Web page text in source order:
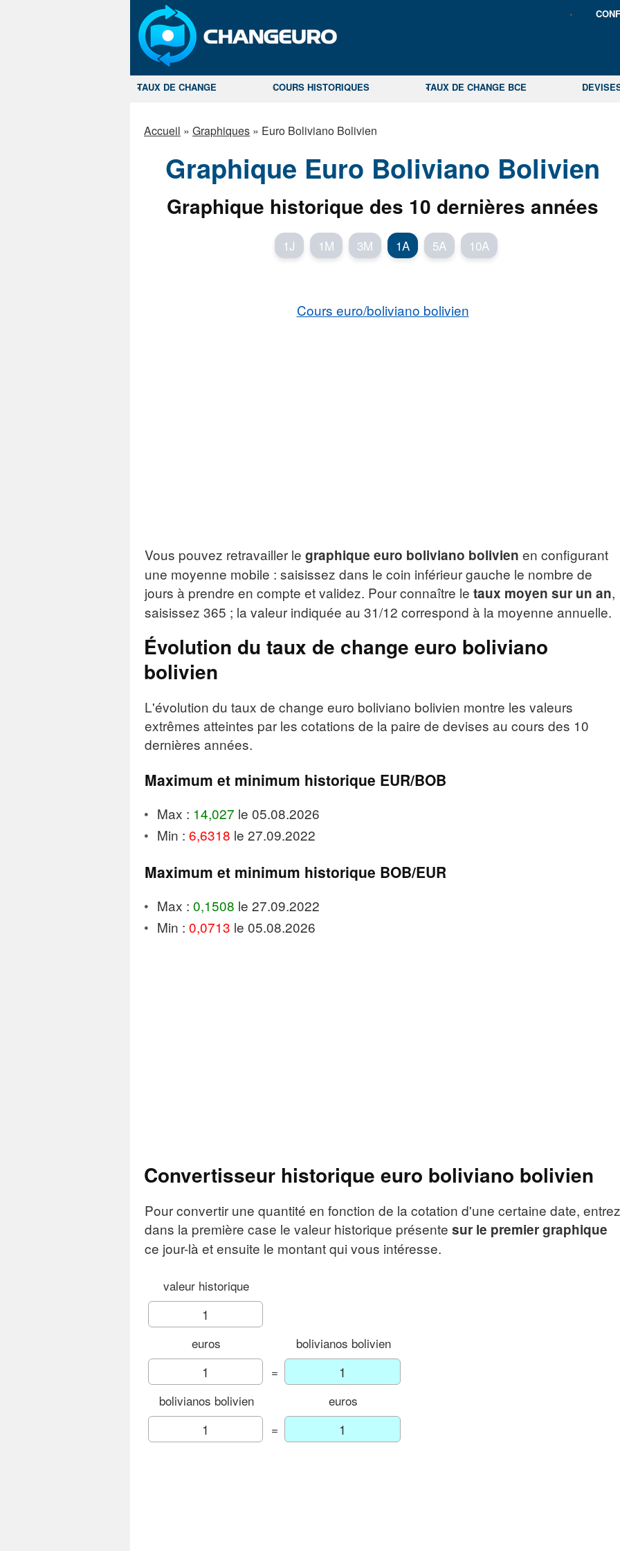
TAUX DE CHANGE COURS HISTORIQUES TAUX DE CHANGE BCE
Accueil » Graphiques » Euro Boliviano Bolivien
Graphique Euro Boliviano Bolivien
Graphique historique des 10 dernières années
1J 1M 3M 1A 5A 10A
Cours euro/boliviano bolivien
Vous pouvez retravailler le graphique euro boliviano bolivien en configurant
une moyenne mobile : saisissez dans le coin inférieur gauche le nombre de
jours à prendre en compte et validez. Pour connaître le taux moyen sur un an,
saisissez 365 ; la valeur indiquée au 31/12 correspond à la moyenne annuelle.
Évolution du taux de change euro boliviano
bolivien
L'évolution du taux de change euro boliviano bolivien montre les valeurs
extrêmes atteintes par les cotations de la paire de devises au cours des 10
dernières années.
Maximum et minimum historique EUR/BOB
Max : 14,027 le 05.08.2026
Min : 6,6318 le 27.09.2022
Maximum et minimum historique BOB/EUR
Max : 0,1508 le 27.09.2022
Min : 0,0713 le 05.08.2026
Convertisseur historique euro boliviano bolivien
Pour convertir une quantité en fonction de la cotation d'une certaine date, entrez
dans la première case le valeur historique présente sur le premier graphique
ce jour-là et ensuite le montant qui vous intéresse.
valeur historique
euros
bolivianos bolivien
=
bolivianos bolivien
euros
=